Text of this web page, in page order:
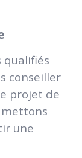
qualifiés
conseiller
projet de
une